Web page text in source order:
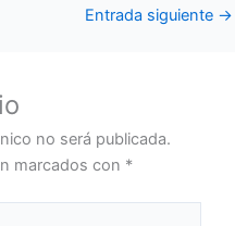
Entrada siguiente →
no será publicada.
marcados con *